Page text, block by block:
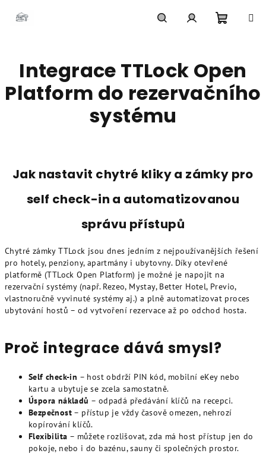
košík
Integrace TTLock Open
Platform do rezervačního
systému
Jak nastavit chytré kliky a zámky pro
self check-in a automatizovanou
správu přístupů
Chytré zámky TTLock jsou dnes jedním z nejpoužívanějších řešení
pro hotely, penziony, apartmány i ubytovny. Díky otevřené
platformě (TTLock Open Platform) je možné je napojit na
rezervační systémy (např. Rezeo, Mystay, Better Hotel, Previo,
vlastnoručně vyvinuté systémy aj.) a plně automatizovat proces
ubytování hostů – od vytvoření rezervace až po odchod hosta.
Proč integrace dává smysl?
Self check-in – host obdrží PIN kód, mobilní eKey nebo
kartu a ubytuje se zcela samostatně.
Úspora nákladů – odpadá předávání klíčů na recepci.
Bezpečnost – přístup je vždy časově omezen, nehrozí
kopírování klíčů.
Flexibilita – můžete rozlišovat, zda má host přístup jen do
pokoje, nebo i do bazénu, sauny či společných prostor.